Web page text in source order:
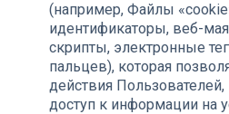
(например, Файлы
идентификаторы, веб-
скрипты, электронные
пальцев), которая
действия
доступ к информации на